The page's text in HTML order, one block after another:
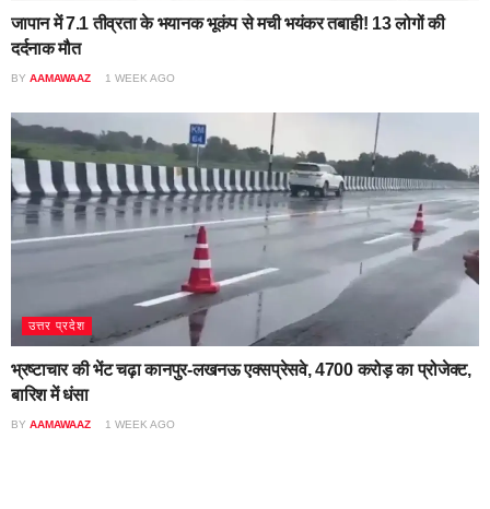
जापान में 7.1 तीव्रता के भयानक भूकंप से मची भयंकर तबाही! 13 लोगों की
दर्दनाक मौत
BY AAMAWAAZ 1 WEEK AGO
उत्तर प्रदेश
भ्रष्टाचार की भेंट चढ़ा कानपुर-लखनऊ एक्सप्रेसवे, 4700 करोड़ का प्रोजेक्ट,
बारिश में धंसा
BY AAMAWAAZ 1 WEEK AGO